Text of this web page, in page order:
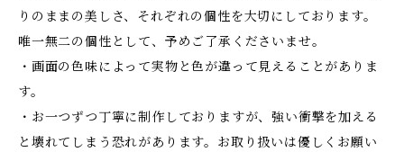
りのままの美しさ、それぞれの個性を大切にしております。
唯一無二の個性として、予めご了承くださいませ。
・画面の色味によって実物と色が違って見えることがありま
す。
・お一つずつ丁寧に制作しておりますが、強い衝撃を加える
と壊れてしまう恐れがあります。お取り扱いは優しくお願い